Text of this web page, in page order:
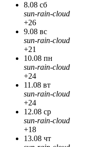
8.08 сб
sun-rain-cloud
+26
9.08 вс
sun-rain-cloud
+21
10.08 пн
sun-rain-cloud
+24
11.08 вт
sun-rain-cloud
+24
12.08 ср
sun-rain-cloud
+18
13.08 чт